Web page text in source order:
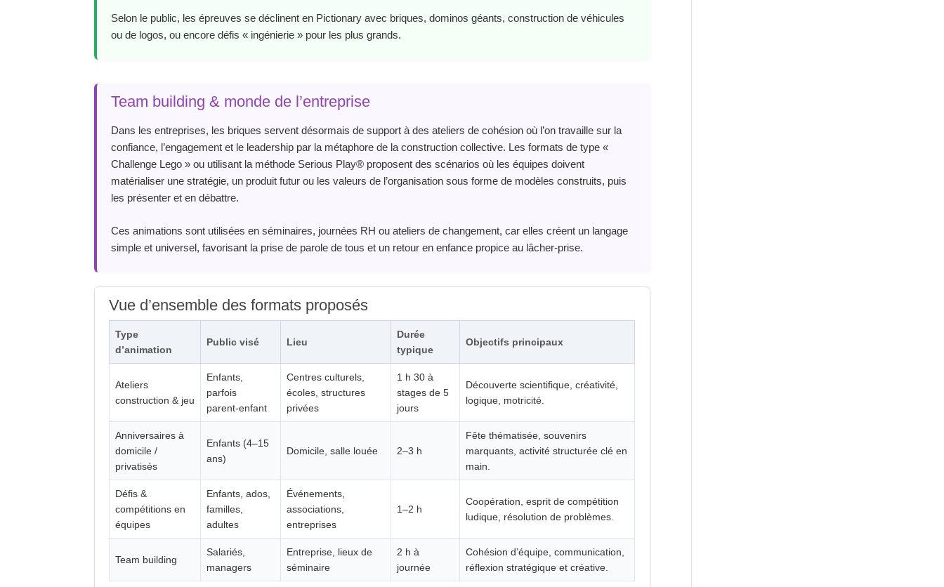
Selon le public, les épreuves se déclinent en Pictionary avec briques, dominos géants, construction de véhicules
ou de logos, ou encore défis « ingénierie » pour les plus grands.
Team building & monde de l’entreprise
Dans les entreprises, les briques servent désormais de support à des ateliers de cohésion où l’on travaille sur la
confiance, l’engagement et le leadership par la métaphore de la construction collective. Les formats de type «
Challenge Lego » ou utilisant la méthode Serious Play® proposent des scénarios où les équipes doivent
matérialiser une stratégie, un produit futur ou les valeurs de l’organisation sous forme de modèles construits, puis
les présenter et en débattre.
Ces animations sont utilisées en séminaires, journées RH ou ateliers de changement, car elles créent un langage
simple et universel, favorisant la prise de parole de tous et un retour en enfance propice au lâcher‑prise.
Vue d’ensemble des formats proposés
Type
d’animation
Public visé Lieu
Durée
typique
Objectifs principaux
Ateliers
construction & jeu
Enfants,
parfois
parent‑enfant
Centres culturels,
écoles, structures
privées
1 h 30 à
stages de 5
jours
Découverte scientifique, créativité,
logique, motricité.
Anniversaires à
domicile /
privatisés
Enfants (4–15
ans)
Domicile, salle louée 2–3 h
Fête thématisée, souvenirs
marquants, activité structurée clé en
main.
Défis &
compétitions en
équipes
Enfants, ados,
familles,
adultes
Événements,
associations,
entreprises
1–2 h
Coopération, esprit de compétition
ludique, résolution de problèmes.
Team building
Salariés,
managers
Entreprise, lieux de
séminaire
2 h à
journée
Cohésion d’équipe, communication,
réflexion stratégique et créative.